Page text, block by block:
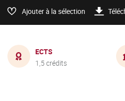
Ajouter à la sélection
ECTS
1,5 crédits